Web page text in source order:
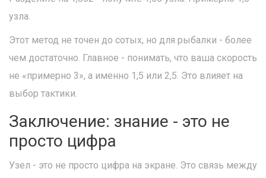
узла.
Этот метод не точен до сотых, но для рыбалки - более
чем достаточно. Главное - понимать, что ваша скорость
не «примерно 3», а именно 1,5 или 2,5. Это влияет на
выбор тактики.
Заключение: знание - это не
просто цифра
Узел - это не просто цифра на экране. Это связь между